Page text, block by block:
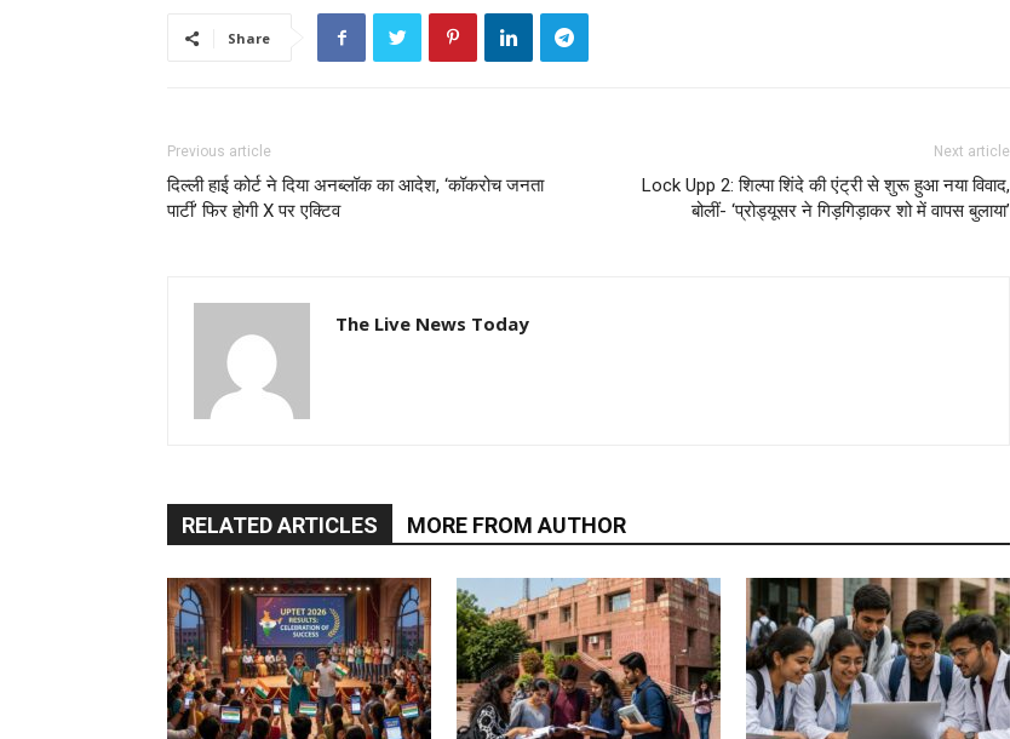
Share
Previous article
दिल्ली हाई कोर्ट ने दिया अनब्लॉक का आदेश, ‘कॉकरोच जनता
पार्टी’ फिर होगी X पर एक्टिव
Next article
Lock Upp 2: शिल्पा शिंदे की एंट्री से शुरू हुआ नया विवाद,
बोलीं- ‘प्रोड्यूसर ने गिड़गिड़ाकर शो में वापस बुलाया’
The Live News Today
RELATED ARTICLES MORE FROM AUTHOR